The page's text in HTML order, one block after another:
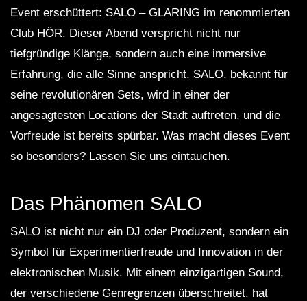
Event erschüttert: SALO – GLARING im renommierten
Club HÖR. Dieser Abend verspricht nicht nur
tiefgründige Klänge, sondern auch eine immersive
Erfahrung, die alle Sinne anspricht. SALO, bekannt für
seine revolutionären Sets, wird in einer der
angesagtesten Locations der Stadt auftreten, und die
Vorfreude ist bereits spürbar. Was macht dieses Event
so besonders? Lassen Sie uns eintauchen.
Das Phänomen SALO
SALO ist nicht nur ein DJ oder Produzent, sondern ein
Symbol für Experimentierfreude und Innovation in der
elektronischen Musik. Mit einem einzigartigen Sound,
der verschiedene Genregrenzen überschreitet, hat